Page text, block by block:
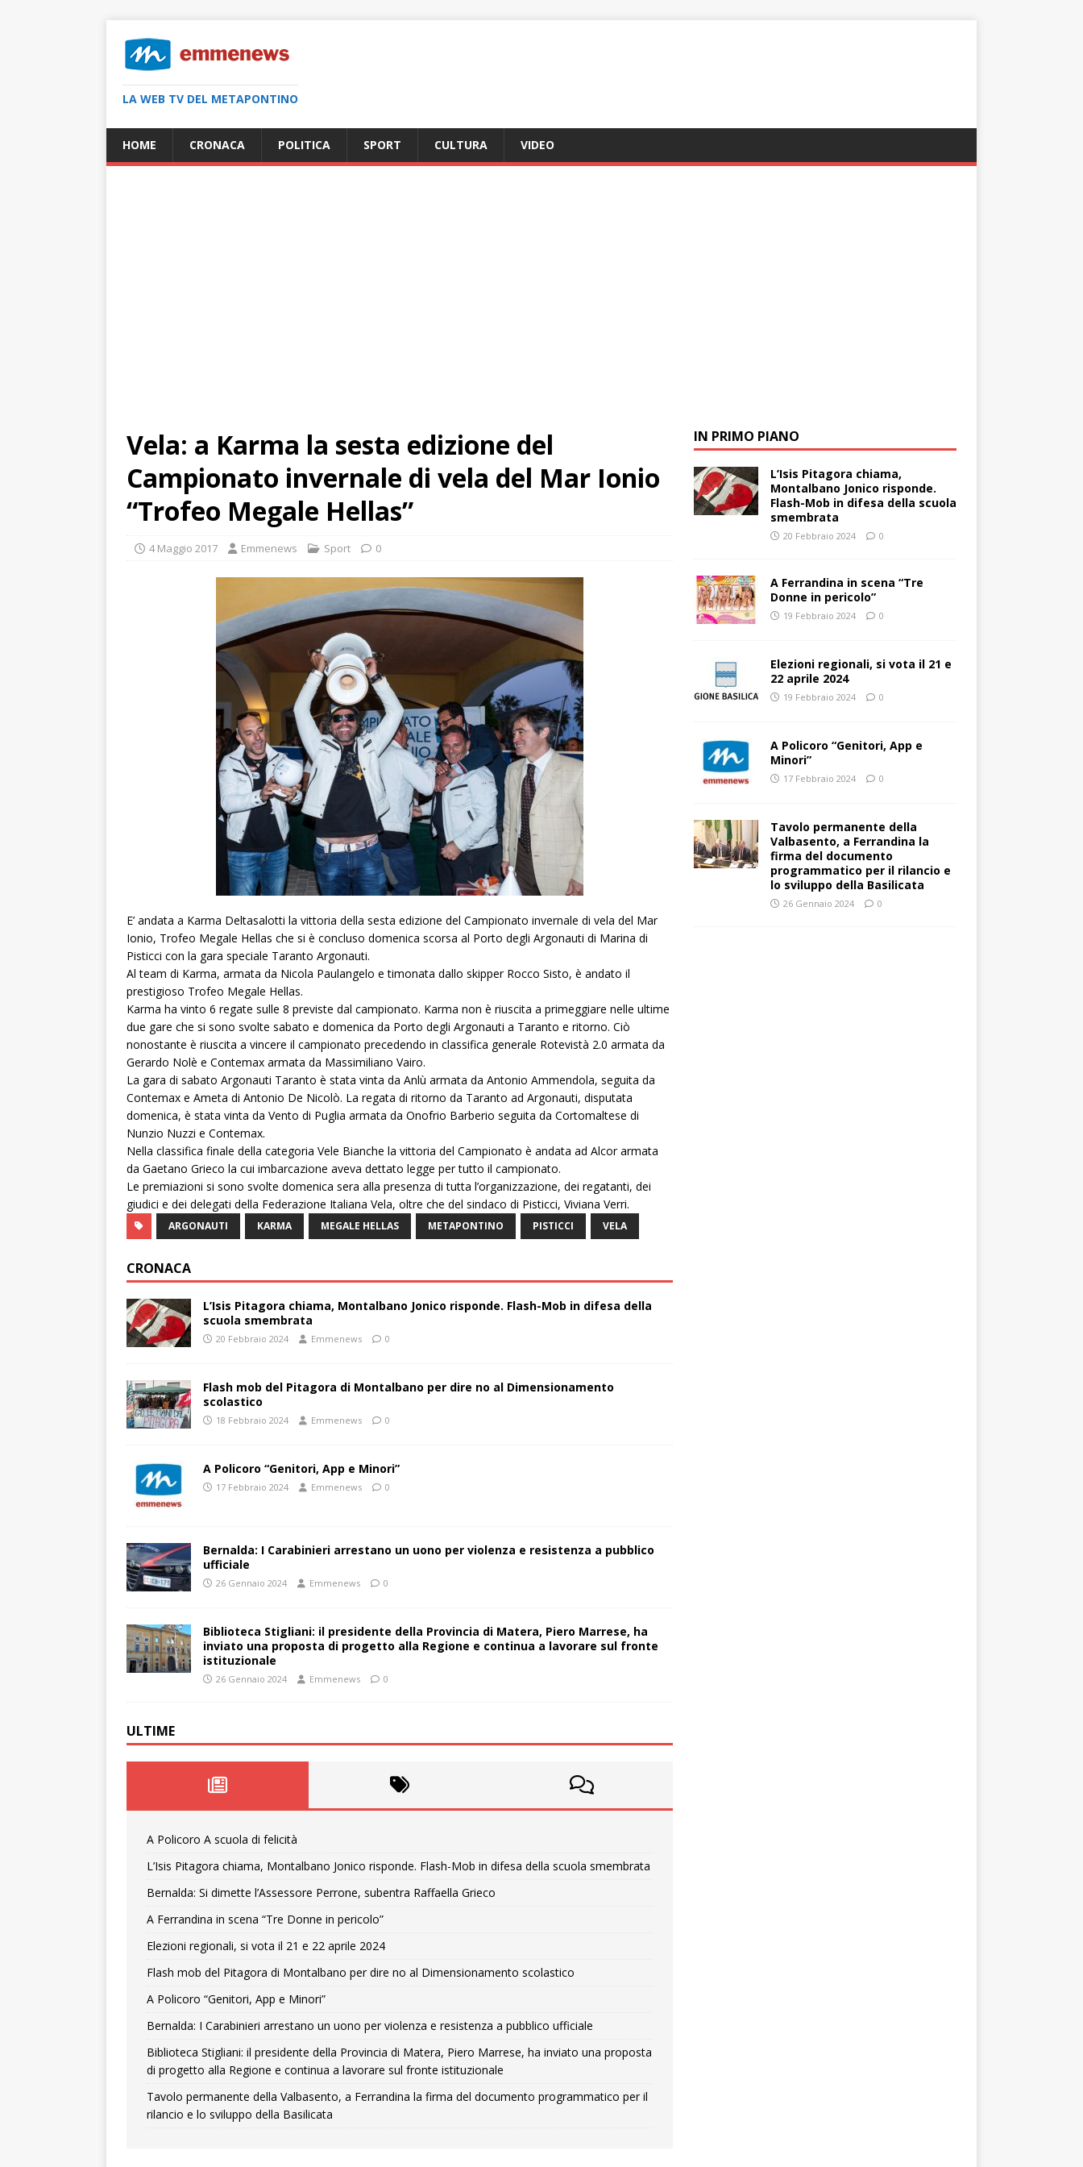
LA WEB TV DEL METAPONTINO
HOME CRONACA POLITICA SPORT CULTURA VIDEO
Vela: a Karma la sesta edizione del
Campionato invernale di vela del Mar Ionio
“Trofeo Megale Hellas”
4 Maggio 2017 Emmenews Sport 0
E’ andata a Karma Deltasalotti la vittoria della sesta edizione del Campionato invernale di vela del Mar
Ionio, Trofeo Megale Hellas che si è concluso domenica scorsa al Porto degli Argonauti di Marina di
Pisticci con la gara speciale Taranto Argonauti.
Al team di Karma, armata da Nicola Paulangelo e timonata dallo skipper Rocco Sisto, è andato il
prestigioso Trofeo Megale Hellas.
Karma ha vinto 6 regate sulle 8 previste dal campionato. Karma non è riuscita a primeggiare nelle ultime
due gare che si sono svolte sabato e domenica da Porto degli Argonauti a Taranto e ritorno. Ciò
nonostante è riuscita a vincere il campionato precedendo in classifica generale Rotevistà 2.0 armata da
Gerardo Nolè e Contemax armata da Massimiliano Vairo.
La gara di sabato Argonauti Taranto è stata vinta da Anlù armata da Antonio Ammendola, seguita da
Contemax e Ameta di Antonio De Nicolò. La regata di ritorno da Taranto ad Argonauti, disputata
domenica, è stata vinta da Vento di Puglia armata da Onofrio Barberio seguita da Cortomaltese di
Nunzio Nuzzi e Contemax.
Nella classifica finale della categoria Vele Bianche la vittoria del Campionato è andata ad Alcor armata
da Gaetano Grieco la cui imbarcazione aveva dettato legge per tutto il campionato.
Le premiazioni si sono svolte domenica sera alla presenza di tutta l’organizzazione, dei regatanti, dei
giudici e dei delegati della Federazione Italiana Vela, oltre che del sindaco di Pisticci, Viviana Verri.
ARGONAUTI KARMA MEGALE HELLAS METAPONTINO PISTICCI VELA
CRONACA
L’Isis Pitagora chiama, Montalbano Jonico risponde. Flash-Mob in difesa della
scuola smembrata
20 Febbraio 2024 Emmenews 0
Flash mob del Pitagora di Montalbano per dire no al Dimensionamento
scolastico
18 Febbraio 2024 Emmenews 0
A Policoro “Genitori, App e Minori”
17 Febbraio 2024 Emmenews 0
Bernalda: I Carabinieri arrestano un uono per violenza e resistenza a pubblico
ufficiale
26 Gennaio 2024 Emmenews 0
Biblioteca Stigliani: il presidente della Provincia di Matera, Piero Marrese, ha
inviato una proposta di progetto alla Regione e continua a lavorare sul fronte
istituzionale
26 Gennaio 2024 Emmenews 0
ULTIME
A Policoro A scuola di felicità
L’Isis Pitagora chiama, Montalbano Jonico risponde. Flash-Mob in difesa della scuola smembrata
Bernalda: Si dimette l’Assessore Perrone, subentra Raffaella Grieco
A Ferrandina in scena “Tre Donne in pericolo”
Elezioni regionali, si vota il 21 e 22 aprile 2024
Flash mob del Pitagora di Montalbano per dire no al Dimensionamento scolastico
A Policoro “Genitori, App e Minori”
Bernalda: I Carabinieri arrestano un uono per violenza e resistenza a pubblico ufficiale
Biblioteca Stigliani: il presidente della Provincia di Matera, Piero Marrese, ha inviato una proposta
di progetto alla Regione e continua a lavorare sul fronte istituzionale
Tavolo permanente della Valbasento, a Ferrandina la firma del documento programmatico per il
rilancio e lo sviluppo della Basilicata
IN PRIMO PIANO
L’Isis Pitagora chiama,
Montalbano Jonico risponde.
Flash-Mob in difesa della scuola
smembrata
20 Febbraio 2024 0
A Ferrandina in scena “Tre
Donne in pericolo”
19 Febbraio 2024 0
Elezioni regionali, si vota il 21 e
22 aprile 2024
19 Febbraio 2024 0
A Policoro “Genitori, App e
Minori”
17 Febbraio 2024 0
Tavolo permanente della
Valbasento, a Ferrandina la
firma del documento
programmatico per il rilancio e
lo sviluppo della Basilicata
26 Gennaio 2024 0